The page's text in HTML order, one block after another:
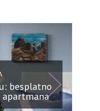
besplatno